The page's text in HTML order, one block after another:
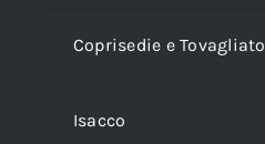
Coprisedie e Tovagliato
Isacco